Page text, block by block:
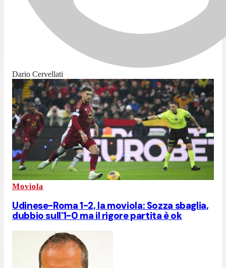
Dario Cervellati
Moviola
Udinese-Roma 1-2, la moviola: Sozza sbaglia,
dubbio sull'1-0 ma il rigore partita è ok